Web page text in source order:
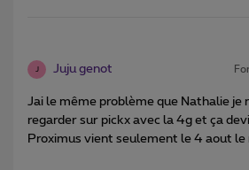
J Juju genot
Jai le même problème que Nathalie je
regarder sur pickx avec la 4g et ça
Proximus vient seulement le 4 aout le